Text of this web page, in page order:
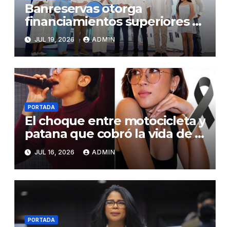
Banreservas otorga
financiamientos superiores a
RD$117 millones en proyecto
Nuevas Esperanzas
JUL 19, 2026 ADMIN
PORTADA
El choque entre motocicleta y
patana que cobró la vida de la
adoradora Emely Familia
Medina
JUL 16, 2026 ADMIN
PORTADA